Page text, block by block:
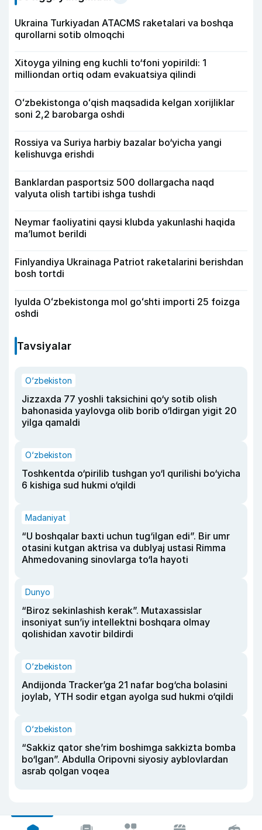
Ukraina Turkiyadan ATACMS raketalari va boshqa
qurollarni sotib olmoqchi
Xitoyga yilning eng kuchli to‘foni yopirildi: 1
milliondan ortiq odam evakuatsiya qilindi
Oʻzbekistonga oʻqish maqsadida kelgan xorijliklar
soni 2,2 barobarga oshdi
Rossiya va Suriya harbiy bazalar bo‘yicha yangi
kelishuvga erishdi
Banklardan pasportsiz 500 dollargacha naqd
valyuta olish tartibi ishga tushdi
Neymar faoliyatini qaysi klubda yakunlashi haqida
ma’lumot berildi
Finlyandiya Ukrainaga Patriot raketalarini berishdan
bosh tortdi
Iyulda Oʻzbekistonga mol goʻshti importi 25 foizga
oshdi
Tavsiyalar
O‘zbekiston
Jizzaxda 77 yoshli taksichini qo‘y sotib olish
bahonasida yaylovga olib borib o‘ldirgan yigit 20
yilga qamaldi
O‘zbekiston
Toshkentda o‘pirilib tushgan yo‘l qurilishi bo‘yicha
6 kishiga sud hukmi o‘qildi
Madaniyat
“U boshqalar baxti uchun tug‘ilgan edi”. Bir umr
otasini kutgan aktrisa va dublyaj ustasi Rimma
Ahmedovaning sinovlarga to‘la hayoti
Dunyo
“Biroz sekinlashish kerak”. Mutaxassislar
insoniyat sun’iy intellektni boshqara olmay
qolishidan xavotir bildirdi
O‘zbekiston
Andijonda Tracker’ga 21 nafar bog‘cha bolasini
joylab, YTH sodir etgan ayolga sud hukmi o‘qildi
O‘zbekiston
“Sakkiz qator she’rim boshimga sakkizta bomba
bo‘lgan”. Abdulla Oripovni siyosiy ayblovlardan
asrab qolgan voqea